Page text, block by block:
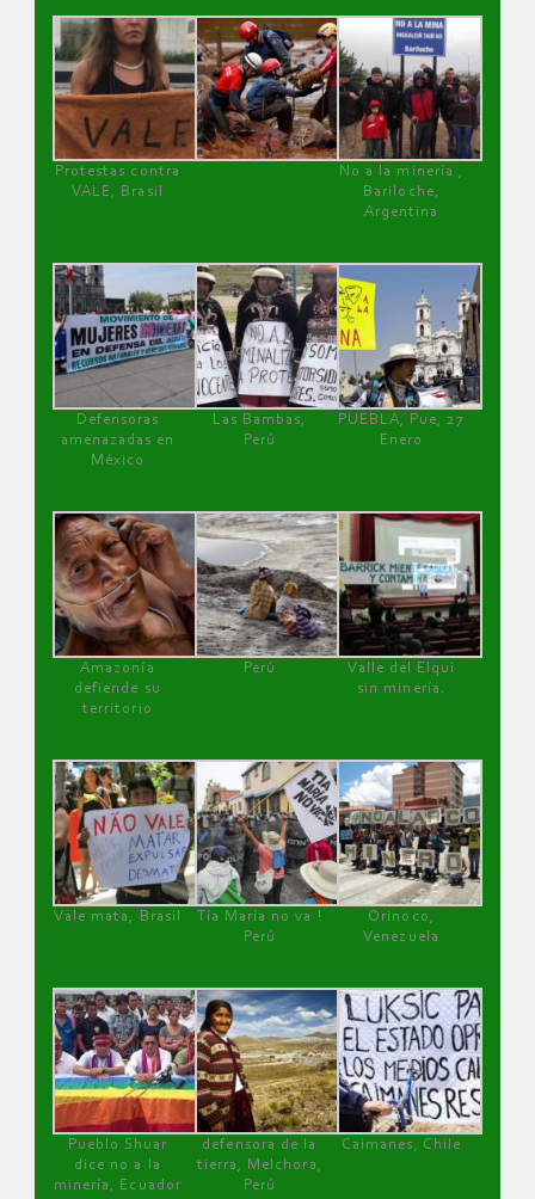
Protestas contra
VALE, Brasil
No a la minería ,
Bariloche,
Argentina
Defensoras
amenazadas en
México
Las Bambas,
Perú
PUEBLA, Pue, 27
Enero
Amazonía
defiende su
territorio
Perú
Valle del Elqui
sin minería.
Vale mata, Brasil
Tía María no va !
Perú
Orinoco,
Venezuela
Pueblo Shuar
dice no a la
minería, Ecuador
defensora de la
tierra, Melchora,
Perú
Caimanes, Chile